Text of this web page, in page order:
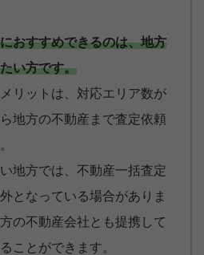
おすすめできるのは、地方
い方です。
リットは、対応エリア数が
地方の不動産まで査定依頼
地方では、不動産一括査定
となっている場合がありま
の不動産会社とも提携して
ことができます。